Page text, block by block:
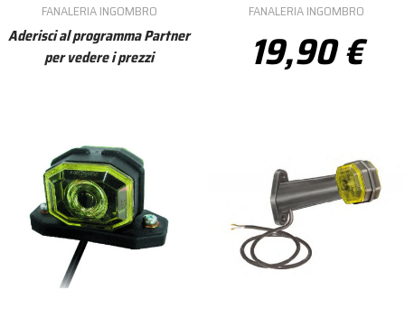
FANALERIA INGOMBRO
Aderisci al programma Partner
per vedere i prezzi
FANALERIA INGOMBRO
19,90 €